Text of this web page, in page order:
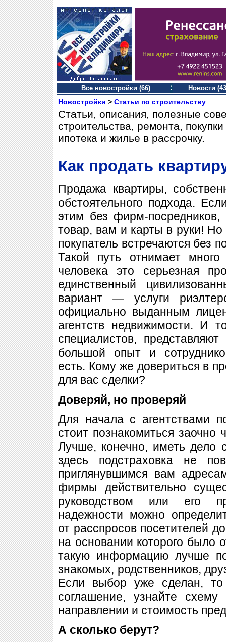
Все новостройки (66) Новости
Новостройки > Статьи по строительству
Статьи, описания, полезные
строительства, ремонта,
ипотека и жилье в рассрочку.
Как продать
Продажа квартиры,
обстоятельного подхода.
этим без фирм-посредников,
товар, вам и карты в руки! Но
покупатель встречаются без
Такой путь отнимает
человека это серьезная
единственный
вариант — услуги
официально выданным
агентств недвижимости. И
специалистов,
большой опыт и
есть. Кому же довериться в
для вас сделки?
Доверяй, но проверяй
Для начала с агентствами
стоит познакомиться заочно
Лучше, конечно, иметь
здесь подстраховка не
приглянувшимся вам
фирмы действительно
руководством или его
надежности можно
от расспросов посетителей
на основании которого было
такую информацию лучше
знакомых, родственников,
Если выбор уже сделан,
соглашение, узнайте
направлении и стоимость
А сколько берут?